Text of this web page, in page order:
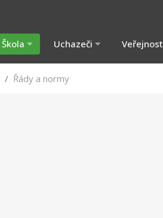
Škola Uchazeči Veřejnost
Řády a normy